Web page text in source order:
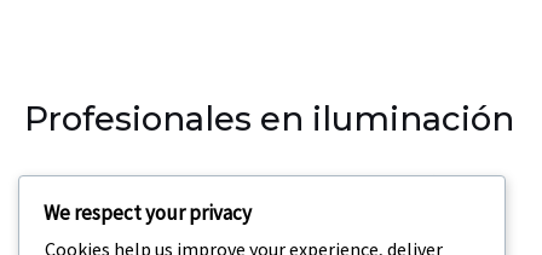
Profesionales en iluminación
Nuestra empresa se especializa en la iluminación para
eventos, teatros, discotecas.
We respect your privacy
Cookies help us improve your experience, deliver